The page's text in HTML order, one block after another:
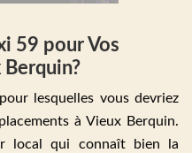
59 pour Vos
Berquin?
lesquelles vous devriez
à Vieux Berquin.
local qui connaît bien la